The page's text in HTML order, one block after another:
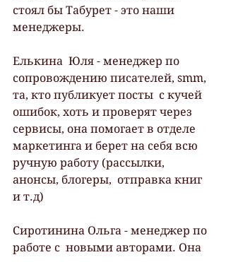
стоял бы Табурет - это наши
менеджеры.
Елькина  Юля - менеджер по
сопровождению писателей, smm,
та, кто публикует посты  с кучей
ошибок, хоть и проверят через
сервисы, она помогает в отделе
маркетинга и берет на себя всю
ручную работу (рассылки,
анонсы, блогеры,  отправка книг
и т.д)
Сиротинина Ольга - менеджер по
работе с  новыми авторами. Она